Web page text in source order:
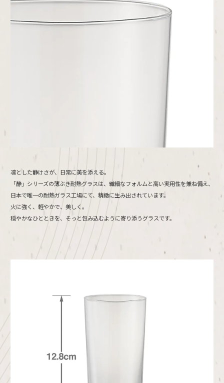
凛とした静けさが、日常に美を添える。
「静」シリーズの薄ぶき耐熱グラスは、繊細なフォルムと高い実用性を兼ね備え、
日本で唯一の耐熱ガラス工場にて、精緻に生み出されています。
火に強く、軽やかで、美しく。
穏やかなひとときを、そっと包み込むように寄り添うグラスです。